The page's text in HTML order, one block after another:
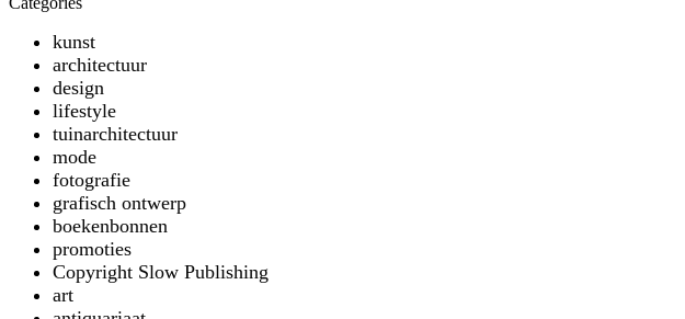
kunst
architectuur
design
lifestyle
tuinarchitectuur
mode
fotografie
grafisch ontwerp
boekenbonnen
promoties
Copyright Slow Publishing
art